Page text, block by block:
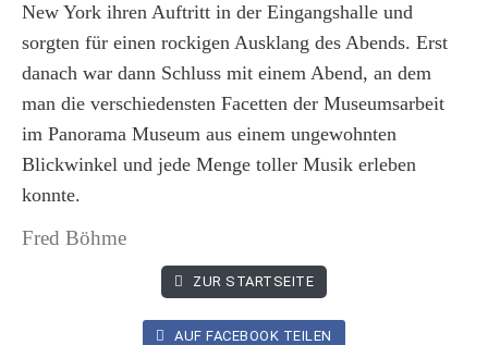
New York ihren Auftritt in der Eingangshalle und
sorgten für einen rockigen Ausklang des Abends. Erst
danach war dann Schluss mit einem Abend, an dem
man die verschiedensten Facetten der Museumsarbeit
im Panorama Museum aus einem ungewohnten
Blickwinkel und jede Menge toller Musik erleben
konnte.
Fred Böhme
ZUR STARTSEITE
AUF FACEBOOK TEILEN